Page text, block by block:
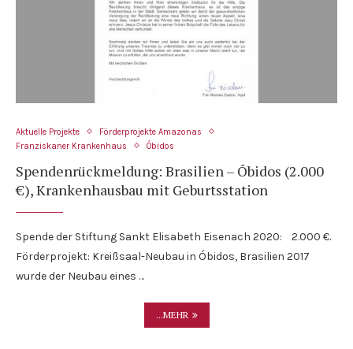
Aktuelle Projekte
Förderprojekte Amazonas
Franziskaner Krankenhaus
Óbidos
Spendenrückmeldung: Brasilien – Óbidos (2.000
€), Krankenhausbau mit Geburtsstation
Spende der Stiftung Sankt Elisabeth Eisenach 2020: 2.000 €.
Förderprojekt: Kreißsaal-Neubau in Óbidos, Brasilien 2017
wurde der Neubau eines …
...MEHR